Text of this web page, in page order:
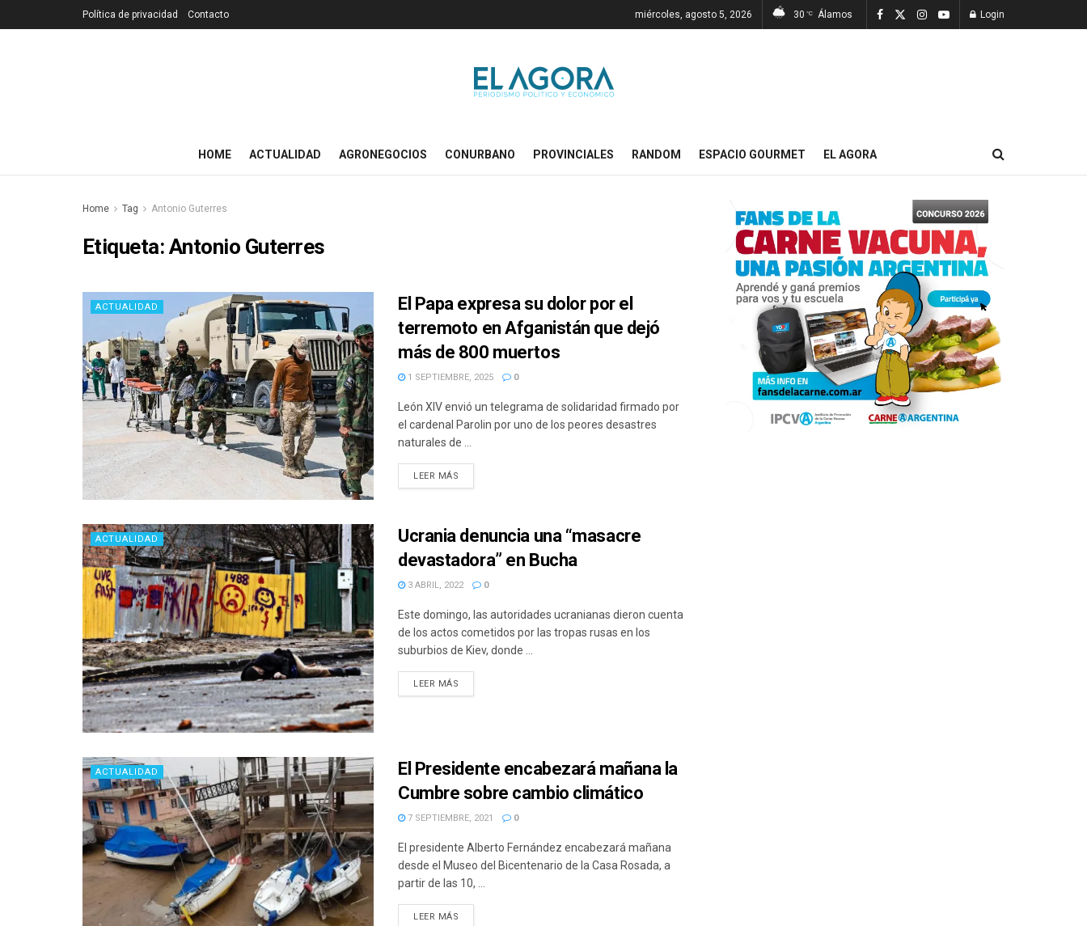
Política de privacidad Contacto miércoles, agosto 5, 2026 30 °C Álamos Login
HOME ACTUALIDAD AGRONEGOCIOS CONURBANO PROVINCIALES RANDOM ESPACIO GOURMET EL AGORA
Home Tag Antonio Guterres
Etiqueta:Antonio Guterres
ACTUALIDAD
El Papa expresa su dolor por el
terremoto en Afganistán que dejó
más de 800 muertos
1 SEPTIEMBRE, 2025 0
León XIV envió un telegrama de solidaridad firmado por
el cardenal Parolin por uno de los peores desastres
naturales de ...
LEER MÁS
ACTUALIDAD
Ucrania denuncia una “masacre
devastadora” en Bucha
3 ABRIL, 2022 0
Este domingo, las autoridades ucranianas dieron cuenta
de los actos cometidos por las tropas rusas en los
suburbios de Kiev, donde ...
LEER MÁS
ACTUALIDAD
El Presidente encabezará mañana la
Cumbre sobre cambio climático
7 SEPTIEMBRE, 2021 0
El presidente Alberto Fernández encabezará mañana
desde el Museo del Bicentenario de la Casa Rosada, a
partir de las 10, ...
LEER MÁS